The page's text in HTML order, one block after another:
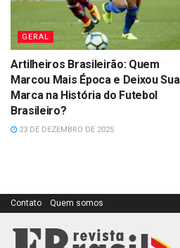
GERAL
Artilheiros Brasileirão: Quem
Marcou Mais Época e Deixou Sua
Marca na História do Futebol
Brasileiro?
23 DE DEZEMBRO DE 2025
Contato Quem somos